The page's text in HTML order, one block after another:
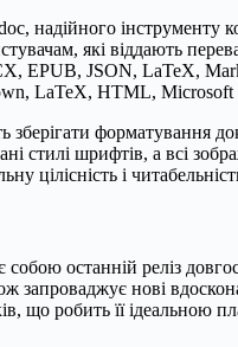
надійного інструменту
які віддають
EPUB, JSON, LaTeX,
LaTeX, HTML,
форматування
шрифтів, а всі
цілісність і
останній реліз
запроваджує нові
що робить її ідеальною